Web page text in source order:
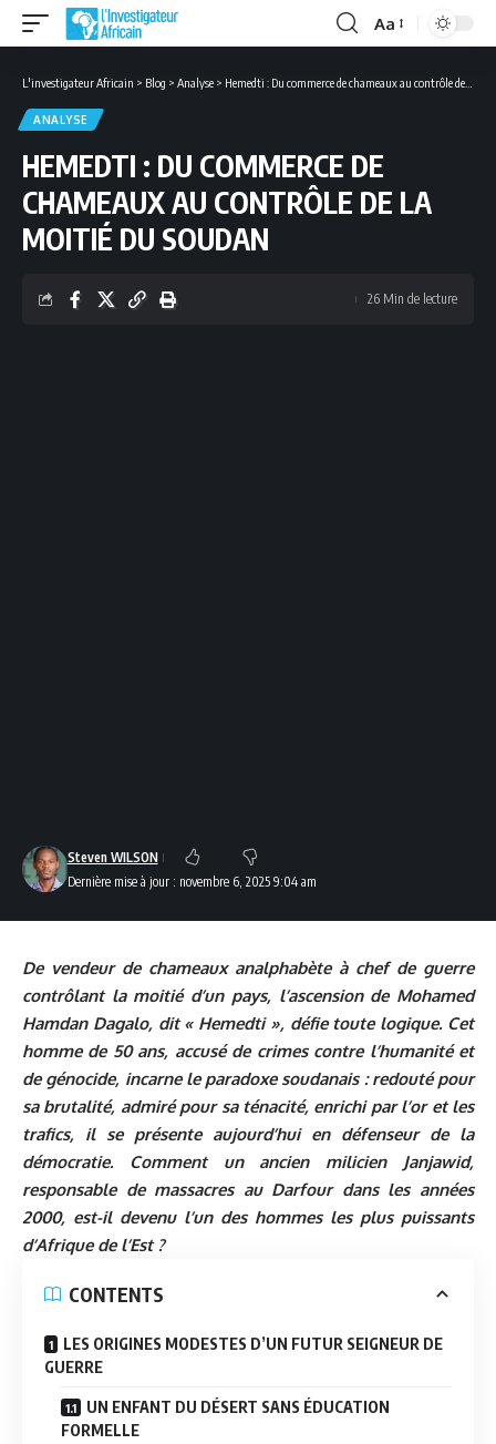
Font
Aa
L'investigateur Africain > Blog > Analyse > Hemedti : Du commerce de chameaux au contrôle de la moitié du Soudan
ANALYSE
HEMEDTI : DU COMMERCE DE
CHAMEAUX AU CONTRÔLE DE LA
MOITIÉ DU SOUDAN
Dernière mise à jour : novembre 6, 2025 9:04 am
Steven WILSON
26 Min de lecture
De vendeur de chameaux analphabète à chef de guerre
contrôlant la moitié d’un pays, l’ascension de Mohamed
Hamdan Dagalo, dit « Hemedti », défie toute logique. Cet
homme de 50 ans, accusé de crimes contre l’humanité et
de génocide, incarne le paradoxe soudanais : redouté pour
sa brutalité, admiré pour sa ténacité, enrichi par l’or et les
trafics, il se présente aujourd’hui en défenseur de la
démocratie. Comment un ancien milicien Janjawid,
responsable de massacres au Darfour dans les années
2000, est-il devenu l’un des hommes les plus puissants
d’Afrique de l’Est ?
CONTENTS
LES ORIGINES MODESTES D’UN FUTUR SEIGNEUR DE
GUERRE
UN ENFANT DU DÉSERT SANS ÉDUCATION
FORMELLE